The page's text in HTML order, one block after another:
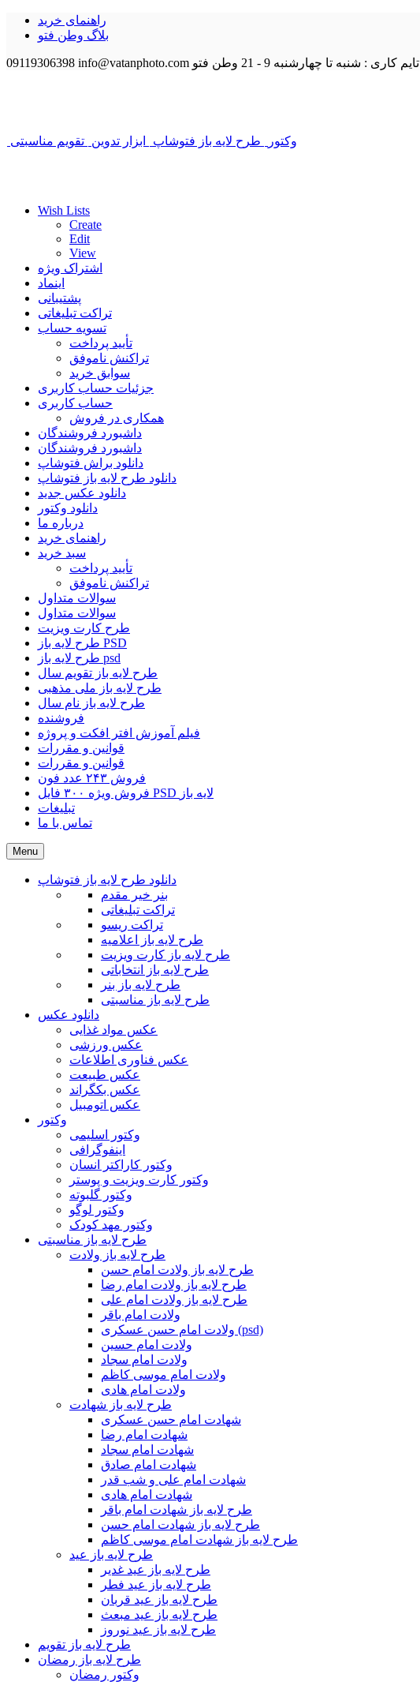
راهنمای خرید
بلاگ وطن فتو
09119306398 info@vatanphoto.com تایم کاری : شنبه تا چهارشنبه 9 - 21 وطن فتو
وکتور طرح لایه باز فتوشاپ ابزار تدوین تقویم مناسبتی
Wish Lists
Create
Edit
View
اشتراک ویژه
اینماد
پشتیبانی
تراکت تبلیغاتی
تسویه حساب
تأیید پرداخت
تراکنش ناموفق
سوابق خرید
جزئیات حساب کاربری
حساب کاربری
همکاری در فروش
داشبورد فروشندگان
داشبورد فروشندگان
دانلود براش فتوشاپ
دانلود طرح لایه باز فتوشاپ
دانلود عکس جدید
دانلود وکتور
درباره ما
راهنمای خرید
سبد خرید
تأیید پرداخت
تراکنش ناموفق
سوالات متداول
سوالات متداول
طرح کارت ویزیت
طرح لایه باز PSD
طرح لایه باز psd
طرح لایه باز تقویم سال
طرح لایه باز ملی مذهبی
طرح لایه باز نام سال
فروشنده
فیلم آموزش افتر افکت و پروژه
قوانین و مقررات
قوانین و مقررات
فروش ۲۴۳ عدد فون
فروش ویژه ۳۰۰ فایل PSD لایه باز
تبلیغات
تماس با ما
Menu
دانلود طرح لایه باز فتوشاپ
بنر خیر مقدم
تراکت تبلیغاتی
تراکت ریسو
طرح لایه باز اعلامیه
طرح لایه باز کارت ویزیت
طرح لایه باز انتخاباتی
طرح لایه باز بنر
طرح لایه باز مناسبتی
دانلود عکس
عکس مواد غذایی
عکس ورزشی
عکس فناوری اطلاعات
عکس طبیعت
عکس بکگراند
عکس اتومبیل
وکتور
وکتور اسلیمی
اینفوگرافی
وکتور کاراکتر انسان
وکتور کارت ویزیت و پوستر
وکتور گلبوته
وکتور لوگو
وکتور مهد کودک
طرح لایه باز مناسبتی
طرح لایه باز ولادت
طرح لایه باز ولادت امام حسن
طرح لایه باز ولادت امام رضا
طرح لایه باز ولادت امام علی
ولادت امام باقر
ولادت امام حسن عسکری (psd)
ولادت امام حسین
ولادت امام سجاد
ولادت امام موسی کاظم
ولادت امام هادی
طرح لایه باز شهادت
شهادت امام حسن عسکری
شهادت امام رضا
شهادت امام سجاد
شهادت امام صادق
شهادت امام علی و شب قدر
شهادت امام هادی
طرح لایه باز شهادت امام باقر
طرح لایه باز شهادت امام حسن
طرح لایه باز شهادت امام موسی کاظم
طرح لایه باز عید
طرح لایه باز عید غدیر
طرح لایه باز عید فطر
طرح لایه باز عید قربان
طرح لایه باز عید مبعث
طرح لایه باز عید نوروز
طرح لایه باز تقویم
طرح لایه باز رمضان
وکتور رمضان